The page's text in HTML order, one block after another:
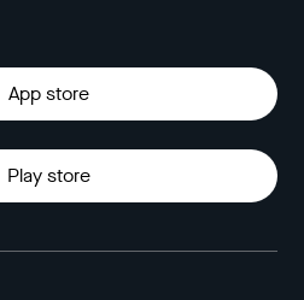
App store
Play store